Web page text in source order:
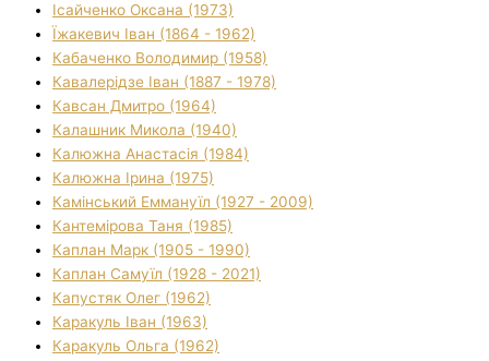
Ісайченко Оксана (1973)
Їжакевич Іван (1864 - 1962)
Кабаченко Володимир (1958)
Кавалерідзе Іван (1887 - 1978)
Кавсан Дмитро (1964)
Калашник Микола (1940)
Калюжна Анастасія (1984)
Калюжна Ірина (1975)
Камінський Еммануїл (1927 - 2009)
Кантемірова Таня (1985)
Каплан Марк (1905 - 1990)
Каплан Самуїл (1928 - 2021)
Капустяк Олег (1962)
Каракуль Іван (1963)
Каракуль Ольга (1962)